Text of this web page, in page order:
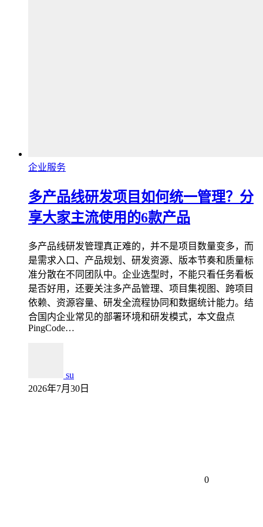
企业服务
多产品线研发项目如何统一管理？分
享大家主流使用的6款产品
多产品线研发管理真正难的，并不是项目数量变多，而
是需求入口、产品规划、研发资源、版本节奏和质量标
准分散在不同团队中。企业选型时，不能只看任务看板
是否好用，还要关注多产品管理、项目集视图、跨项目
依赖、资源容量、研发全流程协同和数据统计能力。结
合国内企业常见的部署环境和研发模式，本文盘点
PingCode…
su
2026年7月30日
0